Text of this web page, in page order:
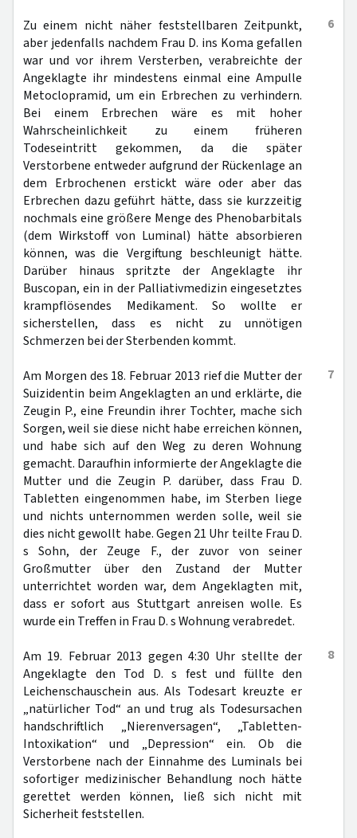
6
Zu einem nicht näher feststellbaren Zeitpunkt,
aber jedenfalls nachdem Frau D. ins Koma gefallen
war und vor ihrem Versterben, verabreichte der
Angeklagte ihr mindestens einmal eine Ampulle
Metoclopramid, um ein Erbrechen zu verhindern.
Bei einem Erbrechen wäre es mit hoher
Wahrscheinlichkeit zu einem früheren
Todeseintritt gekommen, da die später
Verstorbene entweder aufgrund der Rückenlage an
dem Erbrochenen erstickt wäre oder aber das
Erbrechen dazu geführt hätte, dass sie kurzzeitig
nochmals eine größere Menge des Phenobarbitals
(dem Wirkstoff von Luminal) hätte absorbieren
können, was die Vergiftung beschleunigt hätte.
Darüber hinaus spritzte der Angeklagte ihr
Buscopan, ein in der Palliativmedizin eingesetztes
krampflösendes Medikament. So wollte er
sicherstellen, dass es nicht zu unnötigen
Schmerzen bei der Sterbenden kommt.
7
Am Morgen des 18. Februar 2013 rief die Mutter der
Suizidentin beim Angeklagten an und erklärte, die
Zeugin P., eine Freundin ihrer Tochter, mache sich
Sorgen, weil sie diese nicht habe erreichen können,
und habe sich auf den Weg zu deren Wohnung
gemacht. Daraufhin informierte der Angeklagte die
Mutter und die Zeugin P. darüber, dass Frau D.
Tabletten eingenommen habe, im Sterben liege
und nichts unternommen werden solle, weil sie
dies nicht gewollt habe. Gegen 21 Uhr teilte Frau D.
s Sohn, der Zeuge F., der zuvor von seiner
Großmutter über den Zustand der Mutter
unterrichtet worden war, dem Angeklagten mit,
dass er sofort aus Stuttgart anreisen wolle. Es
wurde ein Treffen in Frau D. s Wohnung verabredet.
8
Am 19. Februar 2013 gegen 4:30 Uhr stellte der
Angeklagte den Tod D. s fest und füllte den
Leichenschauschein aus. Als Todesart kreuzte er
„natürlicher Tod“ an und trug als Todesursachen
handschriftlich „Nierenversagen“, „Tabletten-
Intoxikation“ und „Depression“ ein. Ob die
Verstorbene nach der Einnahme des Luminals bei
sofortiger medizinischer Behandlung noch hätte
gerettet werden können, ließ sich nicht mit
Sicherheit feststellen.